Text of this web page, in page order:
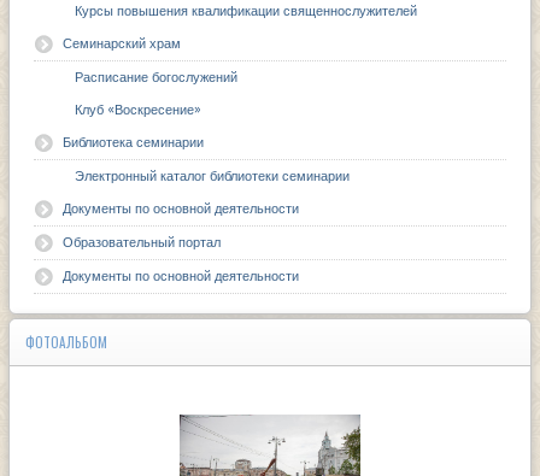
Курсы повышения квалификации священнослужителей
Семинарский храм
Расписание богослужений
Клуб «Воскресение»
Библиотека семинарии
Электронный каталог библиотеки семинарии
Документы по основной деятельности
Образовательный портал
Документы по основной деятельности
ФОТОАЛЬБОМ